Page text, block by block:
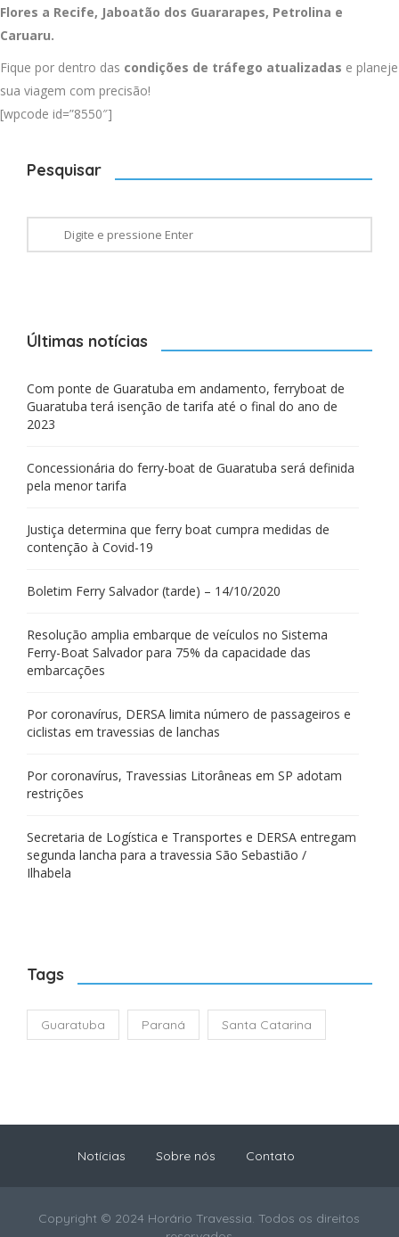
Flores a Recife, Jaboatão dos Guararapes, Petrolina e
Caruaru.
Fique por dentro das condições de tráfego atualizadas e planeje
sua viagem com precisão!
[wpcode id=”8550″]
Pesquisar
Últimas notícias
Com ponte de Guaratuba em andamento, ferryboat de
Guaratuba terá isenção de tarifa até o final do ano de
2023
Concessionária do ferry-boat de Guaratuba será definida
pela menor tarifa
Justiça determina que ferry boat cumpra medidas de
contenção à Covid-19
Boletim Ferry Salvador (tarde) – 14/10/2020
Resolução amplia embarque de veículos no Sistema
Ferry-Boat Salvador para 75% da capacidade das
embarcações
Por coronavírus, DERSA limita número de passageiros e
ciclistas em travessias de lanchas
Por coronavírus, Travessias Litorâneas em SP adotam
restrições
Secretaria de Logística e Transportes e DERSA entregam
segunda lancha para a travessia São Sebastião /
Ilhabela
Tags
Guaratuba Paraná Santa Catarina
Notícias Sobre nós Contato
Copyright © 2024 Horário Travessia. Todos os direitos